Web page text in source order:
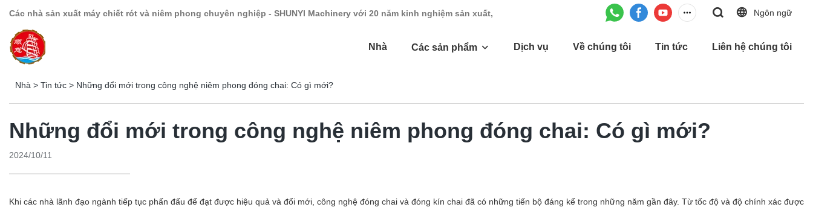
Các nhà sản xuất máy chiết rót và niêm phong chuyên nghiệp - SHUNYI Machinery với 20 năm kinh nghiệm sản xuất, Ngôn ngữ
Nhà Các sản phẩm Dịch vụ Về chúng tôi Tin tức Liên hệ chúng tôi
Nhà > Tin tức > Những đổi mới trong công nghệ niêm phong đóng chai: Có gì mới?
Những đổi mới trong công nghệ niêm phong đóng chai: Có gì mới?
2024/10/11
Khi các nhà lãnh đạo ngành tiếp tục phấn đấu để đạt được hiệu quả và đổi mới, công nghệ đóng chai và đóng kín chai đã có những tiến bộ đáng kể trong những năm gần đây. Từ tốc độ và độ chính xác được